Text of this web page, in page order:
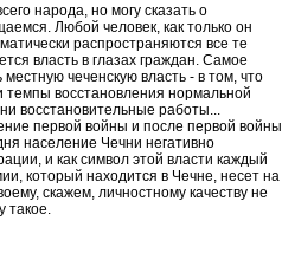
народа, но могу сказать о
Любой человек, как только он
распространяются все те
власть в глазах граждан. Самое
чеченскую власть - в том, что
восстановления нормальной
восстановительные работы...
первой войны и после первой войны.
население Чечни негативно
и как символ этой власти каждый
который находится в Чечне, несет на
скажем, личностному качеству не
такое.